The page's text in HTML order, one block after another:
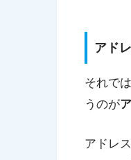
アド
それで
うのが
アドレ